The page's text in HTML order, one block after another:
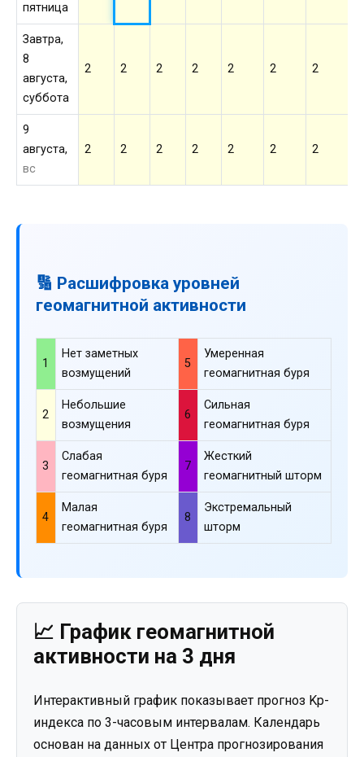
пятница
Завтра,
8
августа,
суббота
2 2 2 2 2 2 2
9
августа,
вс
2 2 2 2 2 2 2
🔢 Расшифровка уровней
геомагнитной активности
1
Нет заметных
возмущений
5
Умеренная
геомагнитная буря
2
Небольшие
возмущения
6
Сильная
геомагнитная буря
3
Слабая
геомагнитная буря
7
Жесткий
геомагнитный шторм
4
Малая
геомагнитная буря
8
Экстремальный
шторм
📈 График геомагнитной
активности на 3 дня
Интерактивный график показывает прогноз Kp-
индекса по 3-часовым интервалам. Календарь
основан на данных от Центра прогнозирования